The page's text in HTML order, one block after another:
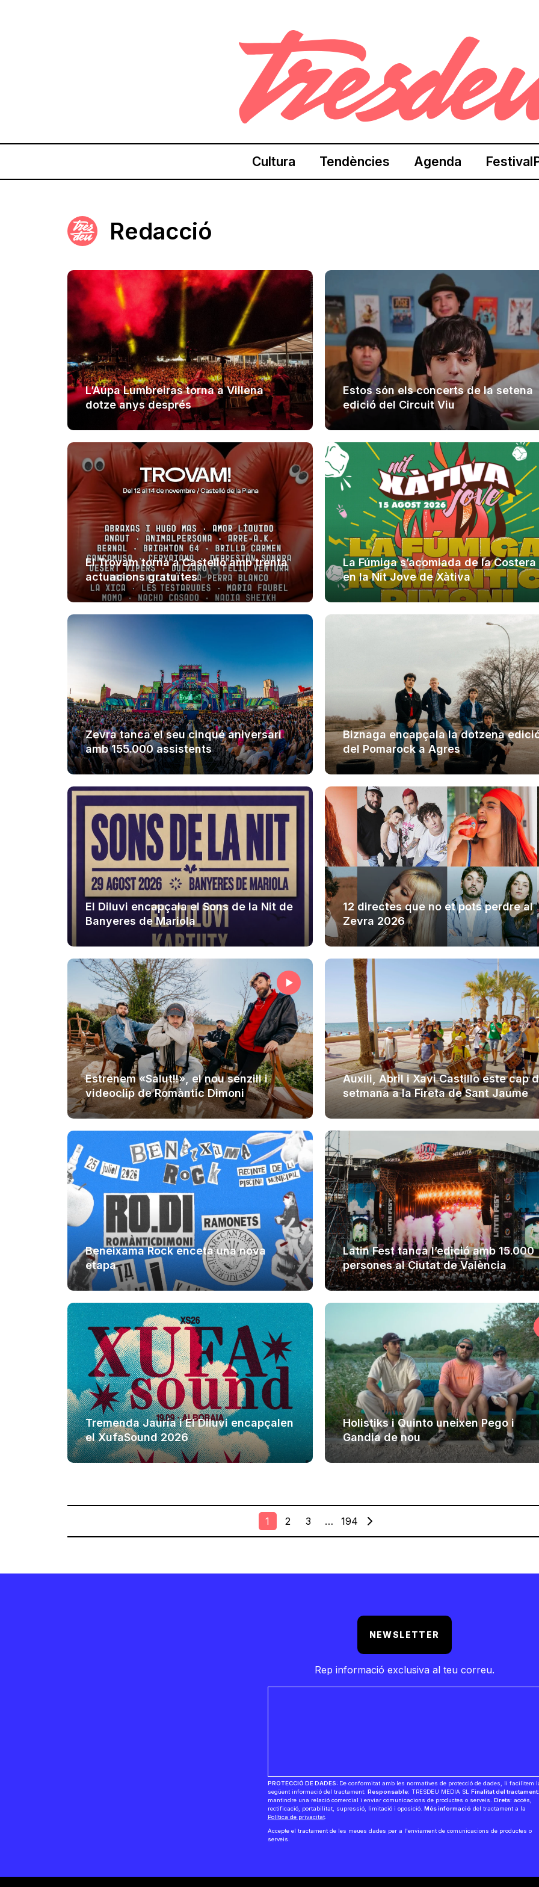
Cultura Tendències Agenda
Redacció
L’Aúpa Lumbreiras torna a Villena
dotze anys després
Estos són els concerts de la setena
edició del Circuit Viu
El Trovam torna a Castelló amb trenta
actuacions gratuïtes
La Fúmiga s’acomiada de la Costera
en la Nit Jove de Xàtiva
Zevra tanca el seu cinqué aniversari
amb 155.000 assistents
Biznaga encapçala la dotzena
del Pomarock a Agres
El Diluvi encapçala el Sons de la Nit de
Banyeres de Mariola
12 directes que no et pots perdre al
Zevra 2026
Estrenem «Salut!!», el nou senzill i
videoclip de Romàntic Dimoni
Auxili, Abril i Xavi Castillo este cap
setmana a la Fireta de Sant Jaume
Beneixama Rock enceta una nova
etapa
Latin Fest tanca l’edició amb 15.000
persones al Ciutat de València
Tremenda Jauría i El Diluvi encapçalen
el XufaSound 2026
Holistiks i Quinto uneixen Pego i
Gandia de nou
1 2 3 … 194
NEWSLETTER
Rep informació exclusiva al teu correu.
PROTECCIÓ DE DADES: De conformitat amb les normatives de protecció de dades, li facilitem
següent informació del tractament: Responsable: TRESDEU MEDIA SL Finalitat del tractament:
mantindre una relació comercial i enviar comunicacions de productes o serveis. Drets: accés,
rectificació, portabilitat, supressió, limitació i oposició. Més informació del tractament a la
Política de privacitat.
Accepte el tractament de les meues dades per a l'enviament de comunicacions de productes o
serveis.